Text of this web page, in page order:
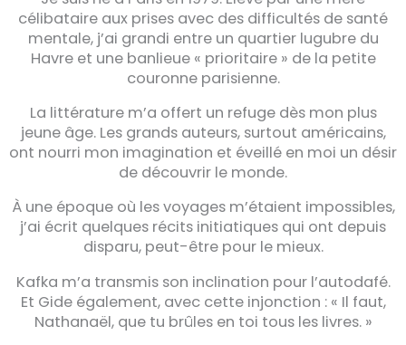
célibataire aux prises avec des difficultés de santé
mentale, j’ai grandi entre un quartier lugubre du
Havre et une banlieue « prioritaire » de la petite
couronne parisienne.
La littérature m’a offert un refuge dès mon plus
jeune âge. Les grands auteurs, surtout américains,
ont nourri mon imagination et éveillé en moi un désir
de découvrir le monde.
À une époque où les voyages m’étaient impossibles,
j’ai écrit quelques récits initiatiques qui ont depuis
disparu, peut-être pour le mieux.
Kafka m’a transmis son inclination pour l’autodafé.
Et Gide également, avec cette injonction : « Il faut,
Nathanaël, que tu brûles en toi tous les livres. »